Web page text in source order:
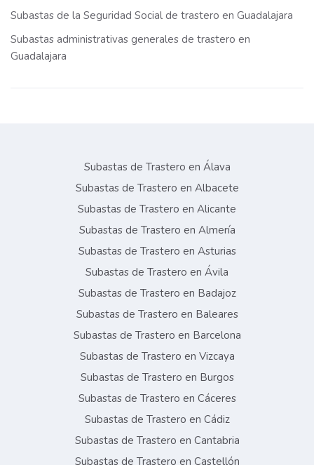
Subastas de la Seguridad Social de trastero en Guadalajara
Subastas administrativas generales de trastero en
Guadalajara
Subastas de Trastero en Álava
Subastas de Trastero en Albacete
Subastas de Trastero en Alicante
Subastas de Trastero en Almería
Subastas de Trastero en Asturias
Subastas de Trastero en Ávila
Subastas de Trastero en Badajoz
Subastas de Trastero en Baleares
Subastas de Trastero en Barcelona
Subastas de Trastero en Vizcaya
Subastas de Trastero en Burgos
Subastas de Trastero en Cáceres
Subastas de Trastero en Cádiz
Subastas de Trastero en Cantabria
Subastas de Trastero en Castellón